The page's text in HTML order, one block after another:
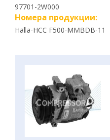
97701-2W000
Номера продукции:
Halla-HCC F500-MMBDB-11